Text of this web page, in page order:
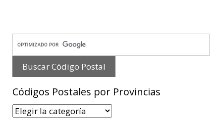
Códigos Postales por Provincias
Códigos